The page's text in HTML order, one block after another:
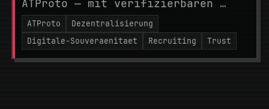
ATProto — mit verifizierbaren …
ATProto
Dezentralisierung
Digitale-Souveraenitaet
Recruiting Trust